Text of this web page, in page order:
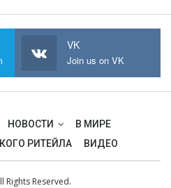
VK
Join us on VK
НОВОСТИ
В МИРЕ
РИТЕЙЛА
ВИДЕО
Rights Reserved.